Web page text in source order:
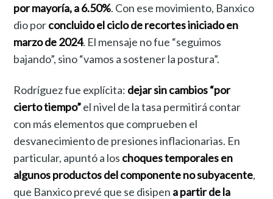
por mayoría, a 6.50%. Con ese movimiento, Banxico
dio porconcluido el ciclo de recortes iniciado en
marzo de 2024. El mensaje no fue “seguimos
bajando”, sino “vamos a sostener la postura”.
Rodríguez fue explícita: dejar sin cambios “por
cierto tiempo”el nivel de la tasa permitirá contar
con más elementos que comprueben el
desvanecimiento de presiones inflacionarias. En
particular, apuntó a los choques temporales en
algunos productos del componente no subyacente,
que Banxico prevé que se disipen a partir de la